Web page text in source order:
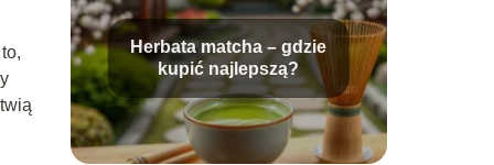
Herbata matcha – gdzie
kupić najlepszą?